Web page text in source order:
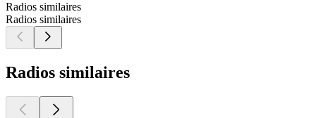
Radios similaires
Radios similaires
Radios similaires